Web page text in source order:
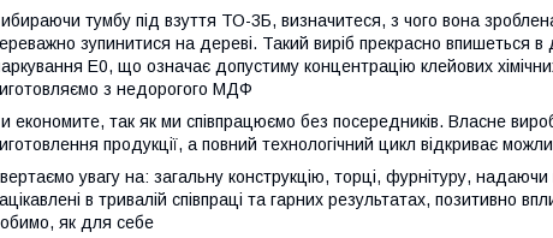
тумбу під взуття ТО-3Б, визначитеся, з чого вона
зупинитися на дереві. Такий виріб прекрасно впишеться
Е0, що означає допустиму концентрацію клейових
з недорогого МДФ
економите, так як ми співпрацюємо без посередників. Власне
продукції, а повний технологічний цикл відкриває
увагу на: загальну конструкцію, торці, фурнітуру,
в тривалій співпраці та гарних результатах, позитивно
як для себе